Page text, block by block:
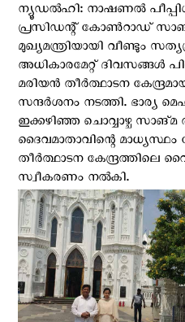
ന്യൂഡൽഹി: നാഷണൽ
പ്രസിഡന്റ് കോൺറാഡ്
മുഖ്യമന്ത്രിയായി വീണ്ടും
അധികാരമേറ്റ് ദിവസങ്ങള്‍
മരിയന്‍ തീര്‍ത്ഥാടന
സന്ദര്‍ശനം നടത്തി. ഭാര്യ
ഇക്കഴിഞ്ഞ ചൊവ്വാഴ്ച സാങ്മ
ദൈവമാതാവിന്റെ മാധ്യസ്ഥം
തീര്‍ത്ഥാടന കേന്ദ്രത്തിലെ
സ്വീകരണം നല്‍കി.